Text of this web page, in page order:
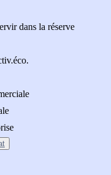
dans la réserve